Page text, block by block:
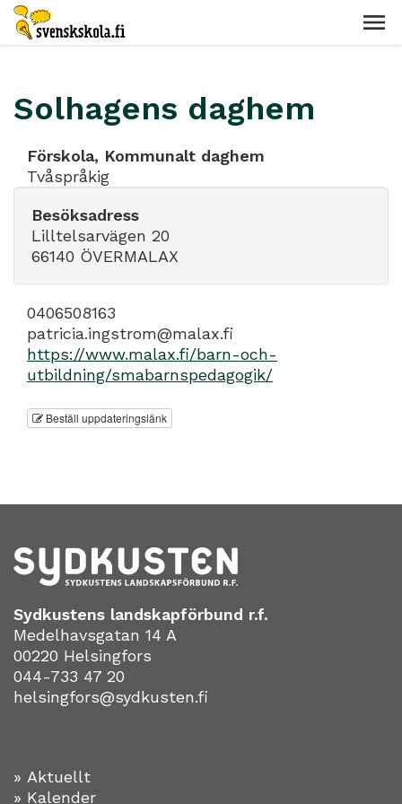
Solhagens daghem
Förskola, Kommunalt daghem
Tvåspråkig
Besöksadress
Lilltelsarvägen 20
66140 ÖVERMALAX
0406508163
patricia.ingstrom@malax.fi
https://www.malax.fi/barn-och-
utbildning/smabarnspedagogik/
Beställ uppdateringslänk
Sydkustens landskapförbund r.f.
Medelhavsgatan 14 A
00220 Helsingfors
044-733 47 20
helsingfors@sydkusten.fi
» Aktuellt
» Kalender